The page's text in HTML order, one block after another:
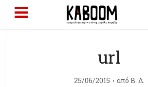
url
25/06/2015 από Β. Δ.